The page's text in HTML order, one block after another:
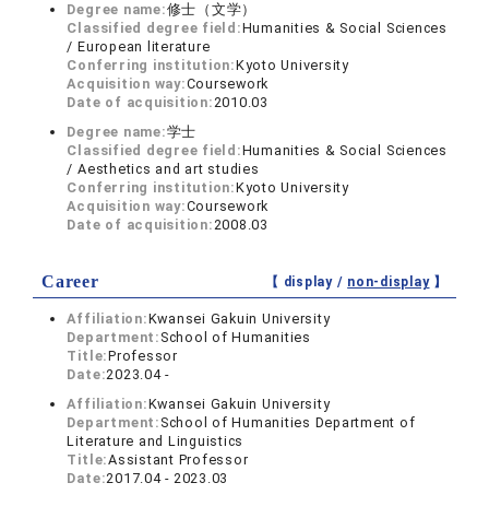
Degree name:修士（文学）
Classified degree field:Humanities & Social Sciences
/ European literature
Conferring institution:Kyoto University
Acquisition way:Coursework
Date of acquisition:2010.03
Degree name:学士
Classified degree field:Humanities & Social Sciences
/ Aesthetics and art studies
Conferring institution:Kyoto University
Acquisition way:Coursework
Date of acquisition:2008.03
Career 【 display / non-display】
Affiliation:Kwansei Gakuin University
Department: School of Humanities
Title:Professor
Date:2023.04 -
Affiliation:Kwansei Gakuin University
Department: School of Humanities Department of
Literature and Linguistics
Title:Assistant Professor
Date:2017.04 - 2023.03